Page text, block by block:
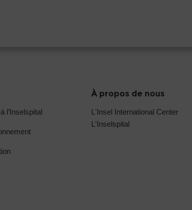
l’Inselspital
À propos de nous
L'Insel International Center
L'Inselspital